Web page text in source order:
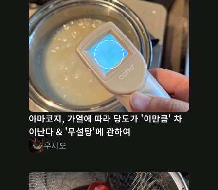
아마코지, 가열에 따라 당도가 '이만큼' 차
이난다 & '무설탕'에 관하여
우시오